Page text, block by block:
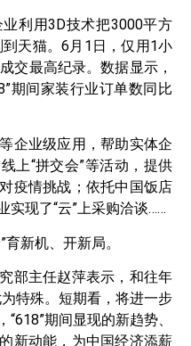
利用3D技术把3000平方
天猫。6月1日，仅用1小
交最高纪录。数据显示，
期间家装行业订单数同比
企业级应用，帮助实体企
上“拼交会”等活动，提供
疫情挑战；依托中国饭店
实现了“云”上采购洽谈……
新机、开新局。
部主任赵萍表示，和往年
特殊。短期看，将进一步
期间显现的新趋势、
新动能，为中国经济添薪